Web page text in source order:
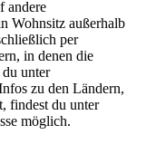
andere
Wohnsitz außerhalb
per
in denen die
unter
zu den Ländern,
findest du unter
möglich.